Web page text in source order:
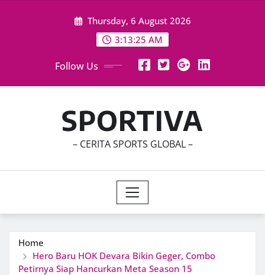
Thursday, 6 August 2026
3:13:27 AM
Follow Us
SPORTIVA
– CERITA SPORTS GLOBAL –
Home
Hero Baru HOK Devara Bikin Geger, Combo
Petirnya Siap Hancurkan Meta Season 15